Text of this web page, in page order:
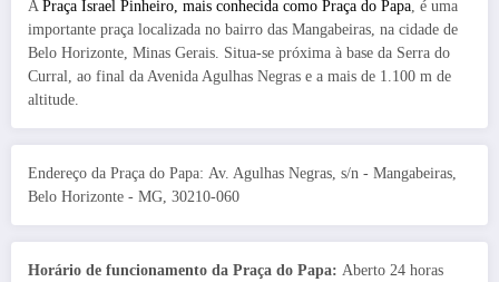
A Praça Israel Pinheiro, mais conhecida como Praça do Papa , é uma
importante praça localizada no bairro das Mangabeiras, na cidade de
Belo Horizonte, Minas Gerais. Situa-se próxima à base da Serra do
Curral, ao final da Avenida Agulhas Negras e a mais de 1.100 m de
altitude.
Endereço da Praça do Papa: Av. Agulhas Negras, s/n - Mangabeiras,
Belo Horizonte - MG, 30210-060
Horário de funcionamento da Praça do Papa: Aberto 24 horas